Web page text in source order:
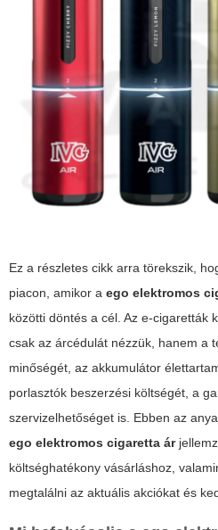
Ez a részletes cikk arra törekszik,
piacon, amikor a ego elektromos
közötti döntés a cél. Az e-cigaretták
csak az árcédulát nézzük, hanem a
minőségét, az akkumulátor
porlasztók beszerzési költségét, a
szervizelhetőséget is. Ebben az
ego elektromos cigaretta ár
költséghatékony vásárláshoz,
megtalálni az aktuális akciókat és